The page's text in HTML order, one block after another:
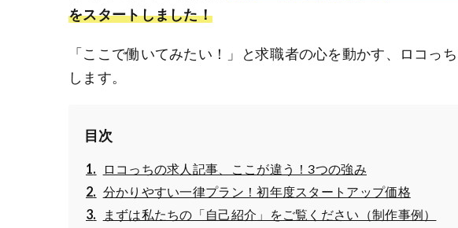
をスタートしました！
「ここで働いてみたい！」と求職者の心を動かす、ロコっ
します。
目次
ロコっちの求人記事、ここが違う！3つの強み
分かりやすい一律プラン！初年度スタートアップ価格
まずは私たちの「自己紹介」をご覧ください（制作事例）